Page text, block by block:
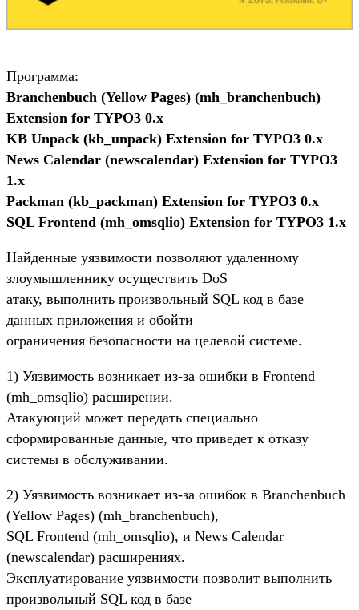
Программа:
Branchenbuch (Yellow Pages) (mh_branchenbuch)
Extension for TYPO3 0.x
KB Unpack (kb_unpack) Extension for TYPO3 0.x
News Calendar (newscalendar) Extension for TYPO3
1.x
Packman (kb_packman) Extension for TYPO3 0.x
SQL Frontend (mh_omsqlio) Extension for TYPO3 1.x
Найденные уязвимости позволяют удаленному
злоумышленнику осуществить DoS
атаку, выполнить произвольный SQL код в базе
данных приложения и обойти
ограничения безопасности на целевой системе.
1) Уязвимость возникает из-за ошибки в Frontend
(mh_omsqlio) расширении.
Атакующий может передать специально
сформированные данные, что приведет к отказу
системы в обслуживании.
2) Уязвимость возникает из-за ошибок в Branchenbuch
(Yellow Pages) (mh_branchenbuch),
SQL Frontend (mh_omsqlio), и News Calendar
(newscalendar) расширениях.
Эксплуатирование уязвимости позволит выполнить
произвольный SQL код в базе